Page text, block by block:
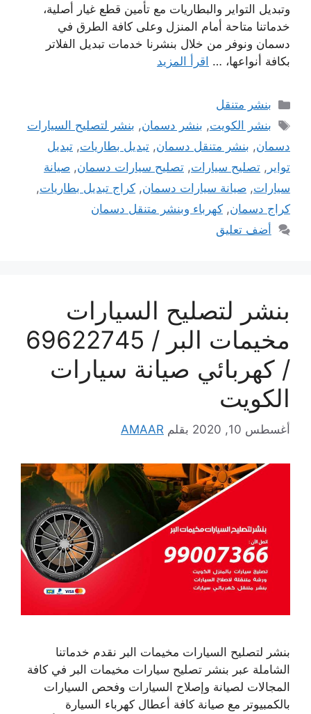
وتبديل التواير والبطاريات مع تأمين قطع غيار أصلية،
خدماتنا متاحة أمام المنزل وعلى كافة الطرق في
دسمان ونوفر من خلال بنشرنا خدمات تبديل الفلاتر
بكافة أنواعها، … اقرأ المزيد
التصنيفات
بنشر متنقل
الوسوم
بنشر الكويت, بنشر دسمان, بنشر لتصليح السيارات
دسمان, بنشر متنقل دسمان, تبديل بطاريات, تبديل
تواير , تصليح سيارات, تصليح سيارات دسمان, صيانة
سيارات, صيانة سيارات دسمان, كراج تبديل بطاريات,
كراج دسمان, كهرباء وبنشر متنقل دسمان
أضف تعليق
بنشر لتصليح السيارات
مخيمات البر / 69622745
/ كهربائي صيانة سيارات
الكويت
أغسطس 10, 2020 بقلم AMAAR
بنشر لتصليح السيارات مخيمات البر نقدم خدماتنا
الشاملة عبر بنشر تصليح سيارات مخيمات البر في كافة
المجالات لصيانة وإصلاح السيارات وفحص السيارات
بالكمبيوتر مع صيانة كافة أعطال كهرباء السيارة